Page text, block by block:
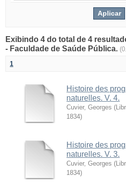
Exibindo 4 do total de 4
- Faculdade de Saúde Pública.
1
Histoire des
naturelles. V. 4.
Cuvier, Georges (
1834)
Histoire des
naturelles. V. 3.
Cuvier, Georges (
1834)